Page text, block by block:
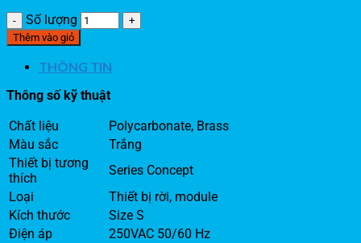
Số lượng
Thêm vào giỏ
THÔNG TIN
Thông số kỹ thuật
Chất liệu
Polycarbonate, Brass
Màu sắc
Trắng
Thiết bị tương
thích
Series Concept
Loại
Thiết bị rời, module
Kích thước
Size S
Điện áp
250VAC 50/60 Hz